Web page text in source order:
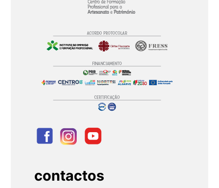
contactos